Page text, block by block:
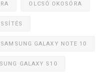
OLCSÓ OKOSÓRA
SAMSUNG GALAXY NOTE 10
GALAXY S10